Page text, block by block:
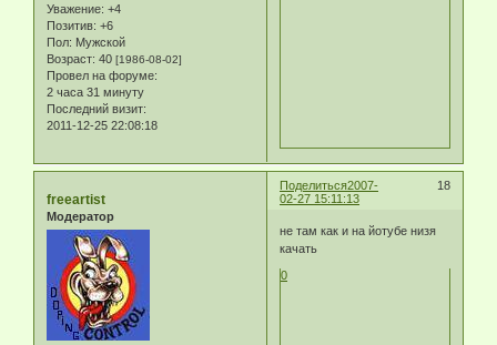
Уважение: +4
Позитив: +6
Пол: Мужской
Возраст: 40 [1986-08-02]
Провел на форуме:
2 часа 31 минуту
Последний визит:
2011-12-25 22:08:18
Поделиться 18
2007-
02-27 15:11:13
freeartist
Модератор
не там как и на йотубе низя
качать
0